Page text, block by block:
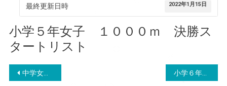
最終更新日時 2022年1月15日
小学５年女子 １０００ｍ 決勝ス
タートリスト
投中学女子 １０００ｍ 決勝スタートリスト